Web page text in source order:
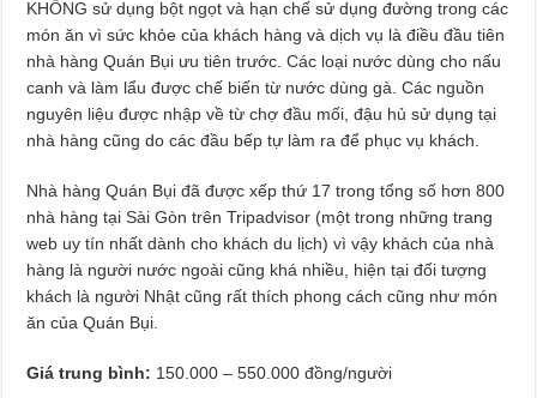
KHÔNG sử dụng bột ngọt và hạn chế sử dụng đường trong các
món ăn vì sức khỏe của khách hàng và dịch vụ là điều đầu tiên
nhà hàng Quán Bụi ưu tiên trước. Các loại nước dùng cho nấu
canh và làm lẩu được chế biến từ nước dùng gà. Các nguồn
nguyên liệu được nhập về từ chợ đầu mối, đậu hủ sử dụng tại
nhà hàng cũng do các đầu bếp tự làm ra để phục vụ khách.
Nhà hàng Quán Bụi đã được xếp thứ 17 trong tổng số hơn 800
nhà hàng tại Sài Gòn trên Tripadvisor (một trong những trang
web uy tín nhất dành cho khách du lịch) vì vậy khách của nhà
hàng là người nước ngoài cũng khá nhiều, hiện tại đối tượng
khách là người Nhật cũng rất thích phong cách cũng như món
ăn của Quán Bụi.
Giá trung bình: 150.000 – 550.000 đồng/người